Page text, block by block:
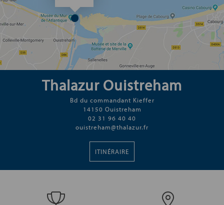
Thalazur Ouistreham
Bd du commandant Kieffer
14150 Ouistreham
02 31 96 40 40
ouistreham@thalazur.fr
ITINÉRAIRE